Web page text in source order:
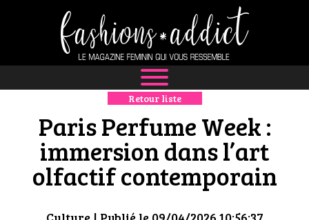
NEWS
MODE
LUXE
DÉFILÉS
Retour liste
Paris Perfume Week :
immersion dans l’art
olfactif contemporain